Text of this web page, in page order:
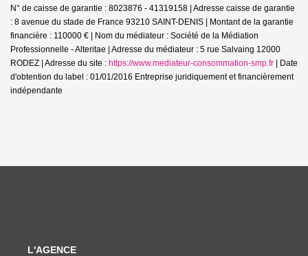
N° de caisse de garantie : 8023876 - 41319158 | Adresse caisse de garantie
: 8 avenue du stade de France 93210 SAINT-DENIS | Montant de la garantie
financière : 110000 € | Nom du médiateur : Société de la Médiation
Professionnelle - Alteritae | Adresse du médiateur : 5 rue Salvaing 12000
RODEZ | Adresse du site : https://www.mediateur-consommation-smp.fr | Date
d'obtention du label : 01/01/2016 Entreprise juridiquement et financièrement
indépendante
L'AGENCE